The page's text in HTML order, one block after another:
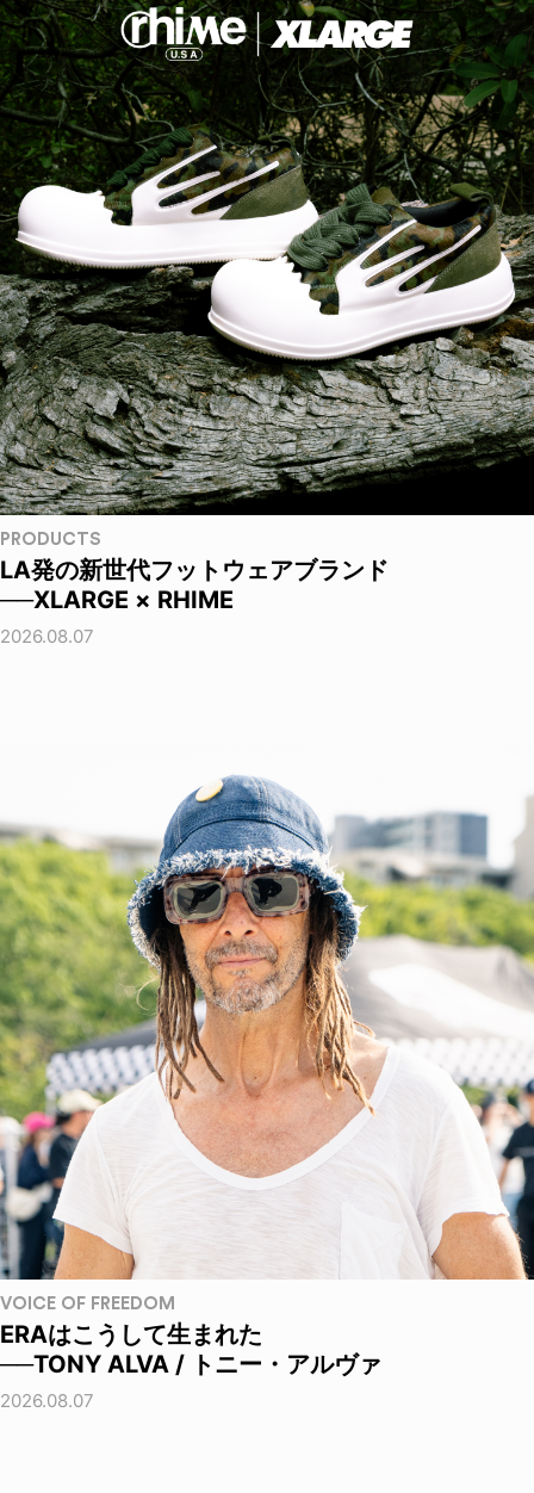
PRODUCTS
LA発の新世代フットウェアブランド
──XLARGE × RHIME
2026.08.07
VOICE OF FREEDOM
ERAはこうして生まれた
──TONY ALVA / トニー・アルヴァ
2026.08.07